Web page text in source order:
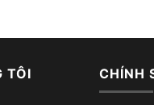
TÔI CHÍNH